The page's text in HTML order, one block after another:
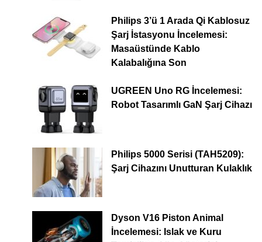
Philips 3’ü 1 Arada Qi Kablosuz
Şarj İstasyonu İncelemesi:
Masaüstünde Kablo
Kalabalığına Son
UGREEN Uno RG İncelemesi:
Robot Tasarımlı GaN Şarj Cihazı
Philips 5000 Serisi (TAH5209):
Şarj Cihazını Unutturan Kulaklık
Dyson V16 Piston Animal
İncelemesi: Islak ve Kuru